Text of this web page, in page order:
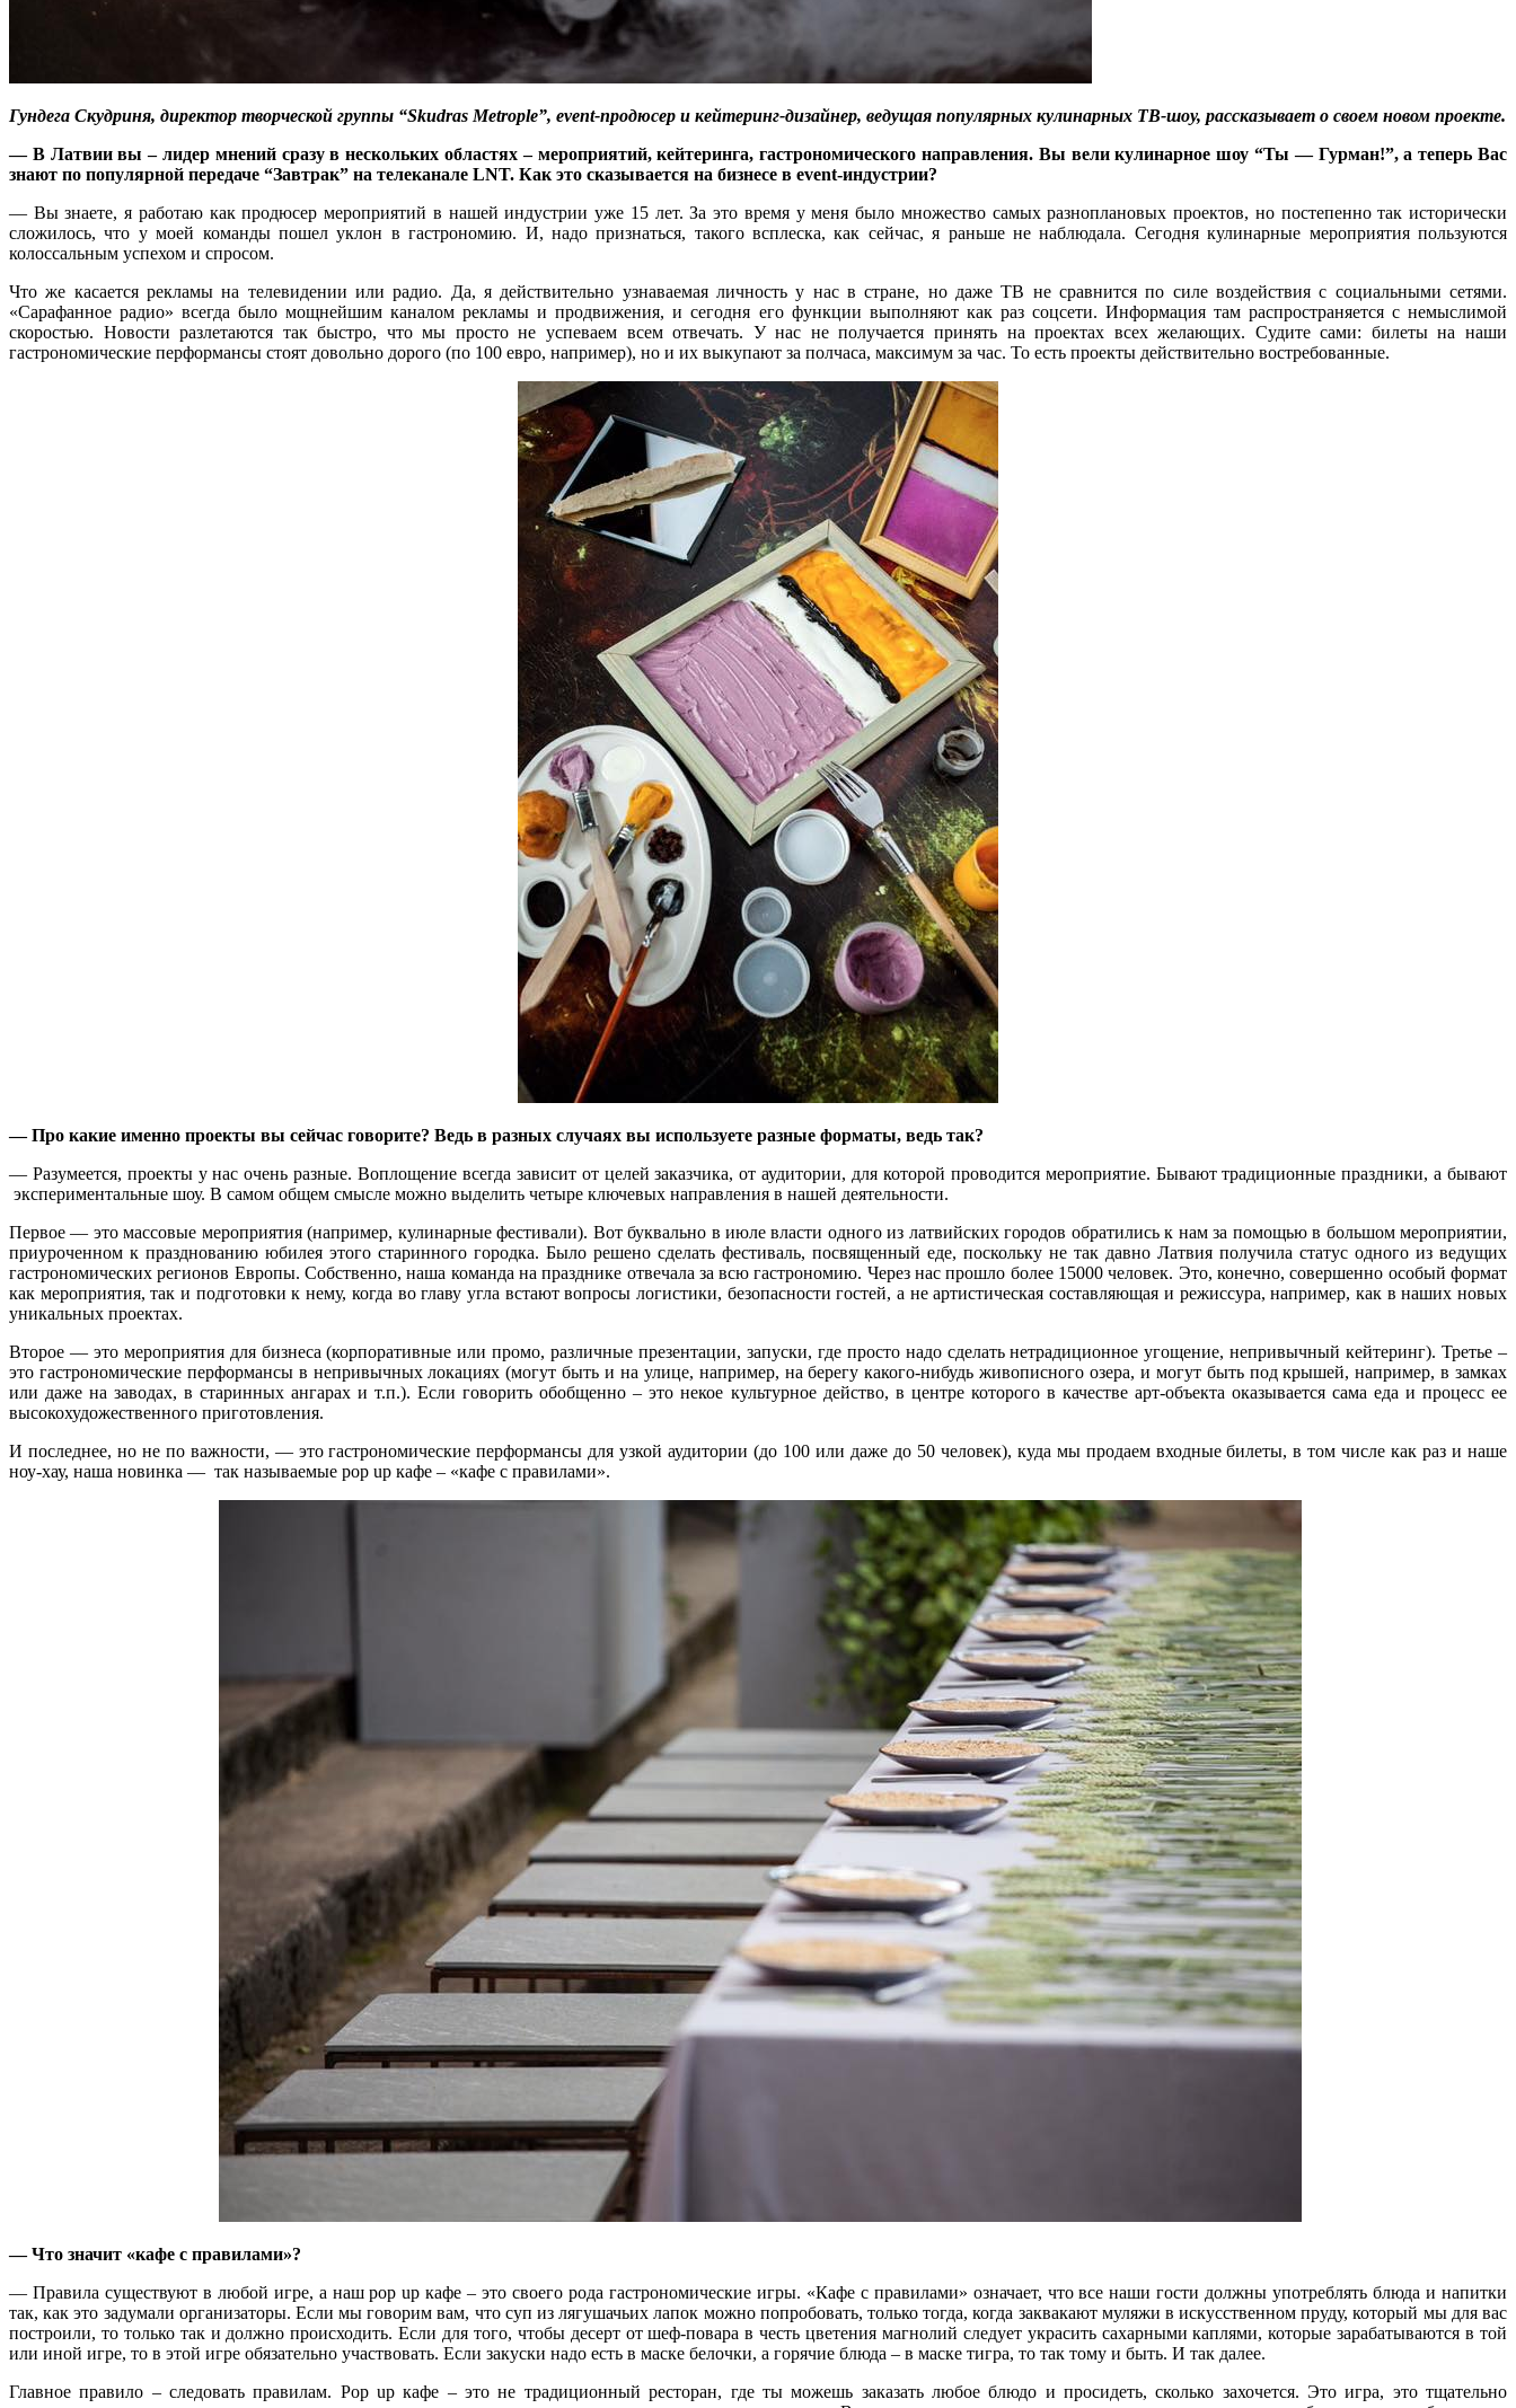
Гундега Скудриня, директор творческой группы “SkudrasMetrople”, event-продюсер и кейтеринг-дизайнер, ведущая популярных кулинарных ТВ-шоу, рассказывает о своем новом проекте.
— В Латвии вы – лидер мнений сразу в нескольких областях – мероприятий, кейтеринга, гастрономического направления. Вы вели кулинарное шоу “Ты — Гурман!”, а теперь Вас
знают по популярной передаче “Завтрак” на телеканале LNT. Как это сказывается на бизнесе в event-индустрии?
— Вы знаете, я работаю как продюсер мероприятий в нашей индустрии уже 15 лет. За это время у меня было множество самых разноплановых проектов, но постепенно так исторически
сложилось, что у моей команды пошел уклон в гастрономию. И, надо признаться, такого всплеска, как сейчас, я раньше не наблюдала. Сегодня кулинарные мероприятия пользуются
колоссальным успехом и спросом.
Что же касается рекламы на телевидении или радио. Да, я действительно узнаваемая личность у нас в стране, но даже ТВ не сравнится по силе воздействия с социальными сетями.
«Сарафанное радио» всегда было мощнейшим каналом рекламы и продвижения, и сегодня его функции выполняют как раз соцсети. Информация там распространяется с немыслимой
скоростью. Новости разлетаются так быстро, что мы просто не успеваем всем отвечать. У нас не получается принять на проектах всех желающих. Судите сами: билеты на наши
гастрономические перформансы стоят довольно дорого (по 100 евро, например), но и их выкупают за полчаса, максимум за час. То есть проекты действительно востребованные.
— Про какие именно проекты вы сейчас говорите? Ведь в разных случаях вы используете разные форматы, ведь так?
— Разумеется, проекты у нас очень разные. Воплощение всегда зависит от целей заказчика, от аудитории, для которой проводится мероприятие. Бывают традиционные праздники, а бывают
экспериментальные шоу. В самом общем смысле можно выделить четыре ключевых направления в нашей деятельности.
Первое — это массовые мероприятия (например, кулинарные фестивали). Вот буквально в июле власти одного из латвийских городов обратились к нам за помощью в большом мероприятии,
приуроченном к празднованию юбилея этого старинного городка. Было решено сделать фестиваль, посвященный еде, поскольку не так давно Латвия получила статус одного из ведущих
гастрономических регионов Европы. Собственно, наша команда на празднике отвечала за всю гастрономию. Через нас прошло более 15000 человек. Это, конечно, совершенно особый формат
как мероприятия, так и подготовки к нему, когда во главу угла встают вопросы логистики, безопасности гостей, а не артистическая составляющая и режиссура, например, как в наших новых
уникальных проектах.
Второе — это мероприятия для бизнеса (корпоративные или промо, различные презентации, запуски, где просто надо сделать нетрадиционное угощение, непривычный кейтеринг). Третье –
это гастрономические перформансы в непривычных локациях (могут быть и на улице, например, на берегу какого-нибудь живописного озера, и могут быть под крышей, например, в замках
или даже на заводах, в старинных ангарах и т.п.). Если говорить обобщенно – это некое культурное действо, в центре которого в качестве арт-объекта оказывается сама еда и процесс ее
высокохудожественного приготовления.
И последнее, но не по важности, — это гастрономические перформансы для узкой аудитории (до 100 или даже до 50 человек), куда мы продаем входные билеты, в том числе как раз и наше
ноу-хау, наша новинка — так называемые pop up кафе – «кафе с правилами».
— Что значит «кафе с правилами»?
— Правила существуют в любой игре, а наш pop up кафе – это своего рода гастрономические игры. «Кафе с правилами» означает, что все наши гости должны употреблять блюда и напитки
так, как это задумали организаторы. Если мы говорим вам, что суп из лягушачьих лапок можно попробовать, только тогда, когда заквакают муляжи в искусственном пруду, который мы для вас
построили, то только так и должно происходить. Если для того, чтобы десерт от шеф-повара в честь цветения магнолий следует украсить сахарными каплями, которые зарабатываются в той
или иной игре, то в этой игре обязательно участвовать. Если закуски надо есть в маске белочки, а горячие блюда – в маске тигра, то так тому и быть. И так далее.
Главное правило – следовать правилам. Pop up кафе – это не традиционный ресторан, где ты можешь заказать любое блюдо и просидеть, сколько захочется. Это игра, это тщательно